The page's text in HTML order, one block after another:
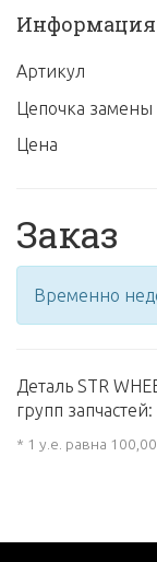
Информация
Артикул
Цепочка замены
Цена
Заказ
Временно
Деталь STR
групп запчастей:
* 1 у.е. равна 100,00